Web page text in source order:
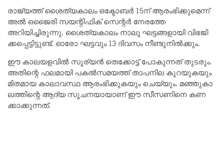
രാ​ജ്യ​ത്ത് ശൈ​ത്യ​കാ​ലം ഒ​ക്ടോ​ബ​ർ 15ന് ​ആ​രം​ഭി​ക്കു​മെ​ന്ന്
അ​ൽ ഒ​ജൈ​രി സ​യ​ന്റി​ഫി​ക് സെ​ന്റ​ർ നേ​ര​ത്തേ
അറിയിച്ചിരുന്നു. ശൈ​ത്യ​കാ​ലം നാ​ലു ഘ​ട്ട​ങ്ങ​ളാ​യി വി​ഭ​ജി​
ക്ക​പ്പെ​ട്ടി​ട്ടു​ണ്ട്. ഓ​രോ ഘ​ട്ട​വും 13 ദി​വ​സം നീ​ണ്ടു​നി​ൽ​ക്കും.
ഈ ​കാ​ല​യ​ള​വി​ൽ സൂ​ര്യ​ൻ തെ​ക്കോ​ട്ട് പോകുന്നത് തു​ട​രും.
അ​തി​ന്റെ ഫ​ല​മാ​യി പ​ക​ൽ​സ​മ​യ​ത്ത് താ​പ​നി​ല കു​റ​യു​ക​യും
മി​ത​മാ​യ കാ​ലാ​വ​സ്ഥ ആ​രം​ഭി​ക്കു​ക​യും ചെ​യ്യും. മ​ഞ്ഞു​കാ​
ല​ത്തി​ന്റെ ആ​ദ്യ സൂ​ച​ന​യാ​യാ​ണ് ഈ ​സീ​സ​ണി​നെ ക​ണ​
ക്കാ​ക്കു​ന്ന​ത്.